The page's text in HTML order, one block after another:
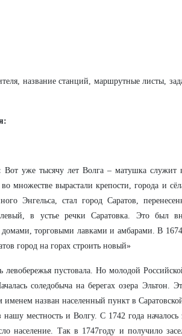
название станций, маршрутные листы,
Вот уже тысячу лет Волга – матушка служит
множестве вырастали крепости, города и
Энгельса, стал город Саратов,
в устье речки Саратовка. Это был
торговыми лавками и амбарами. В 1674
город на горах строить новый»
левобережья пустовала. Но молодой
соледобыча на берегах озера Эльтон.
назван населенный пункт в
нашу местность и Волгу. С 1742 года началось
население. Так в 1747году и получило